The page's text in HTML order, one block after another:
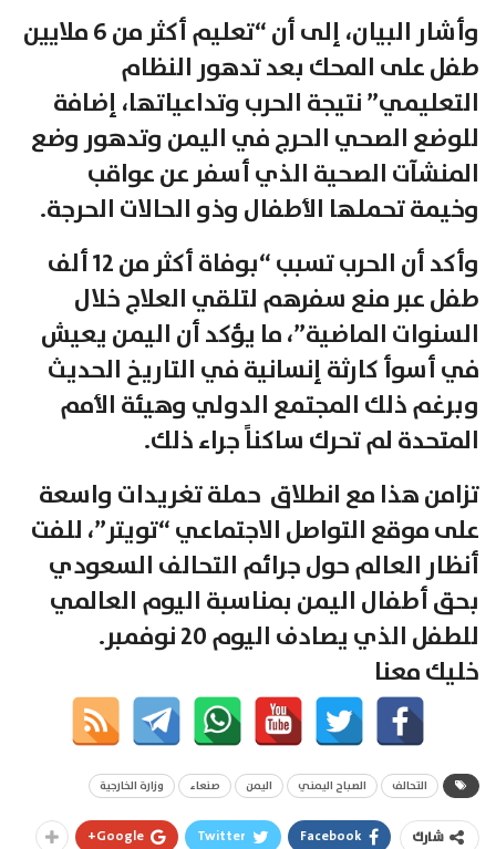
وأشار البيان، إلى أن “تعليم أكثر من 6 ملايين
طفل على المحك بعد تدهور النظام
التعليمي” نتيجة الحرب وتداعياتها، إضافة
للوضع الصحي الحرج في اليمن وتدهور وضع
المنشآت الصحية الذي أسفر عن عواقب
وخيمة تحملها الأطفال وذو الحالات الحرجة.
وأكد أن الحرب تسبب “بوفاة أكثر من 12 ألف
طفل عبر منع سفرهم لتلقي العلاج خلال
السنوات الماضية”، ما يؤكد أن اليمن يعيش
في أسوأ كارثة إنسانية في التاريخ الحديث
وبرغم ذلك المجتمع الدولي وهيئة الأمم
المتحدة لم تحرك ساكناً جراء ذلك.
تزامن هذا مع انطلاق حملة تغريدات واسعة
على موقع التواصل الاجتماعي “تويتر”، للفت
أنظار العالم حول جرائم التحالف السعودي
بحق أطفال اليمن بمناسبة اليوم العالمي
للطفل الذي يصادف اليوم 20 نوفمبر.
خليك معنا
التحالف الصباح اليمني اليمن صنعاء وزارة الخارجية
شارك Facebook
Twitter
Google+